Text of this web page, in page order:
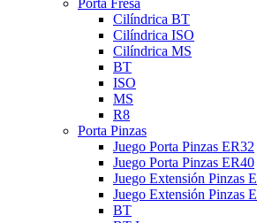
Porta Fresa
Cilíndrica BT
Cilíndrica ISO
Cilíndrica MS
BT
ISO
MS
R8
Porta Pinzas
Juego Porta Pinzas ER32
Juego Porta Pinzas ER40
Juego Extensión Pinzas
Juego Extensión Pinzas
BT